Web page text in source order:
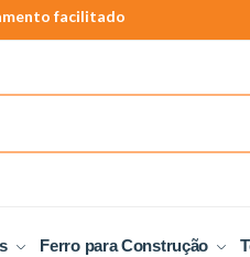
facilitado
Ferro para Construção